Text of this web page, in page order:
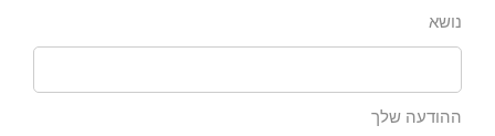
נושא
ההודעה שלך